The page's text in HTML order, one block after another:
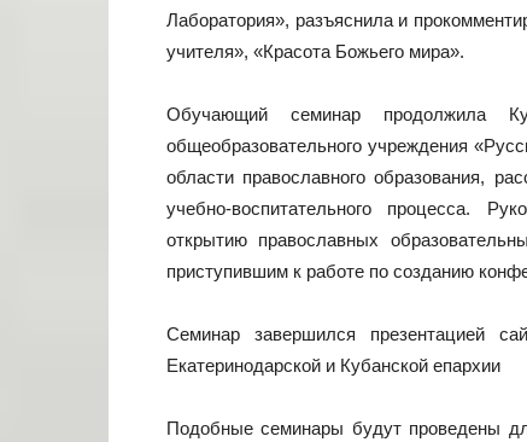
Лаборатория», разъяснила и
учителя», «Красота Божьего мира».
Обучающий семинар продолжила
общеобразовательного учреждения
области православного образования,
учебно-воспитательного процесса.
открытию православных
приступившим к работе по созданию
Семинар завершился презентацией
Екатеринодарской и Кубанской епархии
Подобные семинары будут проведены